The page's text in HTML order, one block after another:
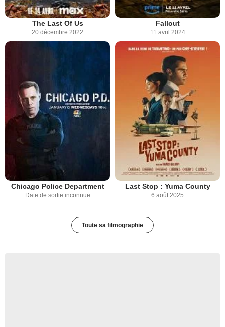
The Last Of Us
20 décembre 2022
Fallout
11 avril 2024
Chicago Police Department
Date de sortie inconnue
Last Stop : Yuma County
6 août 2025
Toute sa filmographie